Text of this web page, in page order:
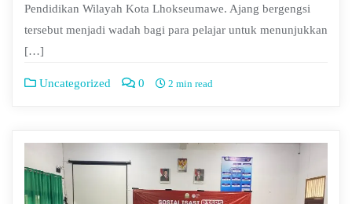
Pendidikan Wilayah Kota Lhokseumawe. ‎Ajang bergengsi
tersebut menjadi wadah bagi para pelajar untuk menunjukkan
[…]
Uncategorized 0 2 min read